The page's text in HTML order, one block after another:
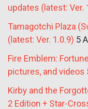
updates (latest: Ver.
Tamagotchi Plaza
(latest: Ver. 1.0.9) 5
Fire Emblem:
pictures, and videos
Kirby and the
2 Edition + Star-